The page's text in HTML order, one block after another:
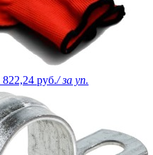
822,24 руб./ за уп.